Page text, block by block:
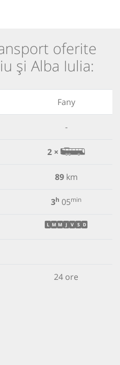
oferite
și Alba Iulia:
Fany
-
2 ×
89km
3h 05min
L M M J V S D
24 ore